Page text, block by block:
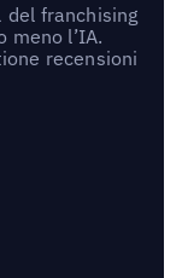
del franchising
l’IA.
recensioni